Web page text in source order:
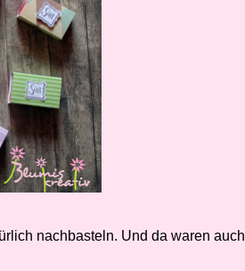
nachbasteln. Und da waren auch